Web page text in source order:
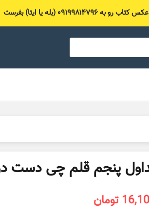
(بله یا ایتا) بفرست
پنجم قلم چی دست
تومان